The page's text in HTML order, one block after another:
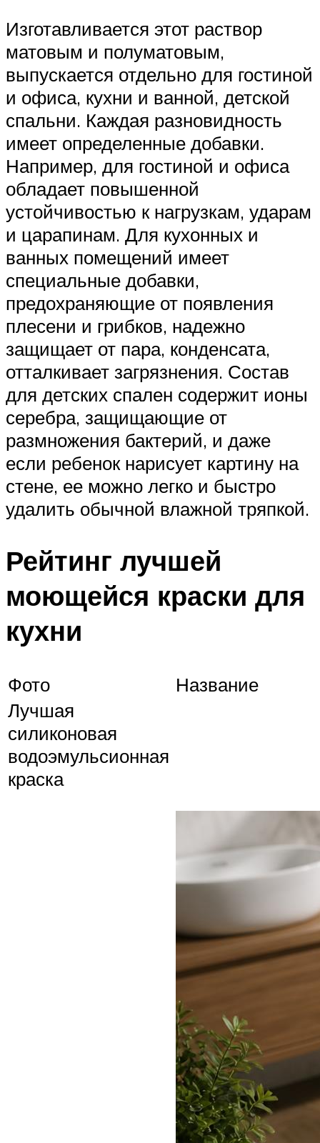
Изготавливается этот раствор
матовым и полуматовым,
выпускается отдельно для гостиной
и офиса, кухни и ванной, детской
спальни. Каждая разновидность
имеет определенные добавки.
Например, для гостиной и офиса
обладает повышенной
устойчивостью к нагрузкам, ударам
и царапинам. Для кухонных и
ванных помещений имеет
специальные добавки,
предохраняющие от появления
плесени и грибков, надежно
защищает от пара, конденсата,
отталкивает загрязнения. Состав
для детских спален содержит ионы
серебра, защищающие от
размножения бактерий, и даже
если ребенок нарисует картину на
стене, ее можно легко и быстро
удалить обычной влажной тряпкой.
Рейтинг лучшей
моющейся краски для
кухни
Фото
Название
Лучшая
силиконовая
водоэмульсионная
краска